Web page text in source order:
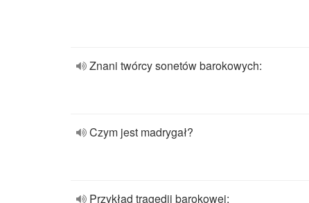
Znani twórcy sonetów barokowych:
Czym jest madrygał?
Przykład tragedii barokowej: